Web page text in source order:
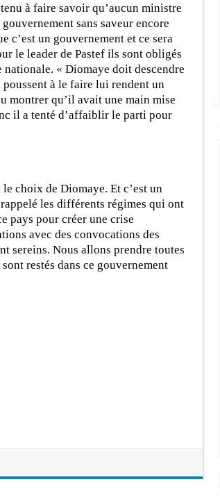
à faire savoir qu’aucun ministre
sans saveur encore
c’est un gouvernement et ce sera
le leader de Pastef ils sont obligés
nationale. « Diomaye doit descendre
à le faire lui rendent un
montrer qu’il avait une main mise
il a tenté d’affaiblir le parti pour
choix de Diomaye. Et c’est un
les différents régimes qui ont
pays pour créer une crise
avec des convocations des
sereins. Nous allons prendre toutes
restés dans ce gouvernement